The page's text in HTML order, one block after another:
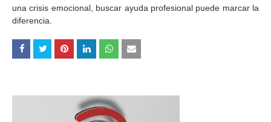
una crisis emocional, buscar ayuda profesional puede marcar la
diferencia.